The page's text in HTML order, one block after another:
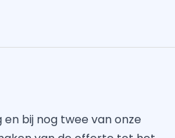
bij nog twee van onze